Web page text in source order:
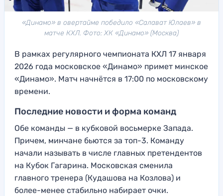
«Динамо» в овертайме победило «Салават Юлаев» в
матче КХЛ. Фото: ХК «Динамо» (Москва)
В рамках регулярного чемпионата КХЛ 17 января
2026 года московское «Динамо» примет минское
«Динамо». Матч начнётся в 17:00 по московскому
времени.
Последние новости и форма команд
Обе команды — в кубковой восьмерке Запада.
Причем, минчане бьются за топ-3. Команду
начали называть в числе главных претендентов
на Кубок Гагарина. Московская сменила
главного тренера (Кудашова на Козлова) и
более-менее стабильно набирает очки.